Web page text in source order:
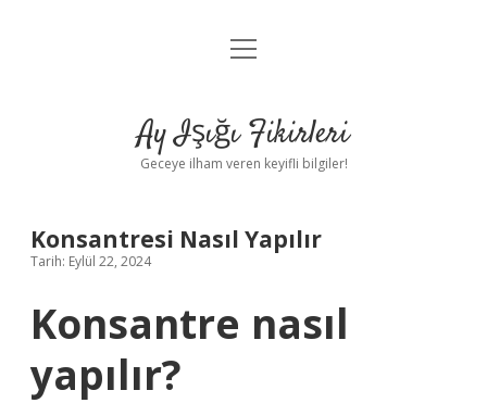
Anasayfa
Yasal Uyarı
menüyü
Ay Işığı Fikirleri
Geceye ilham veren keyifli bilgiler!
Konsantresi Nasıl Yapılır
Tarih: Eylül 22, 2024
Konsantre nasıl
yapılır?